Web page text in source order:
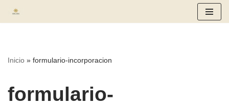
contenido
Inicio » formulario-incorporacion
formulario-